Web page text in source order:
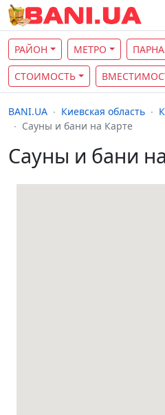
РАЙОН МЕТРО
СТОИМОСТЬ
BANI.UA Киевская область
Сауны и бани на Карте
Сауны и бани